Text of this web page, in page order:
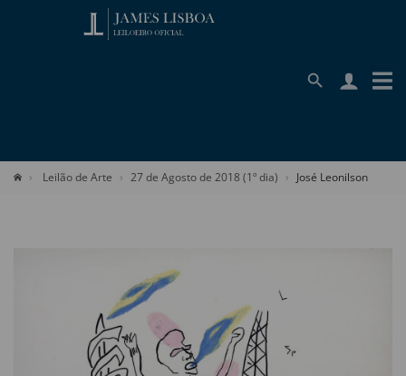
Leilão de Arte 27 de Agosto de 2018 (1º dia) José Leonilson